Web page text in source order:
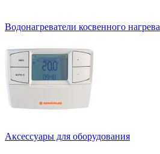
Водонагреватели косвенного нагрева
Аксессуары для оборудования